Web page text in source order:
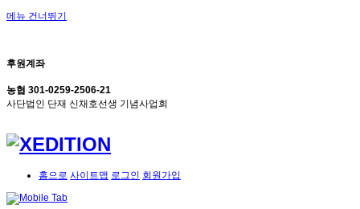
메뉴 건너뛰기
후원계좌
농협 301-0259-2506-21
사단법인 단재 신채호선생 기념사업회
홈으로 사이트맵 로그인 회원가입